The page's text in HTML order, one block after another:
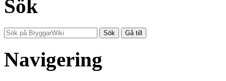
Sök
Navigering